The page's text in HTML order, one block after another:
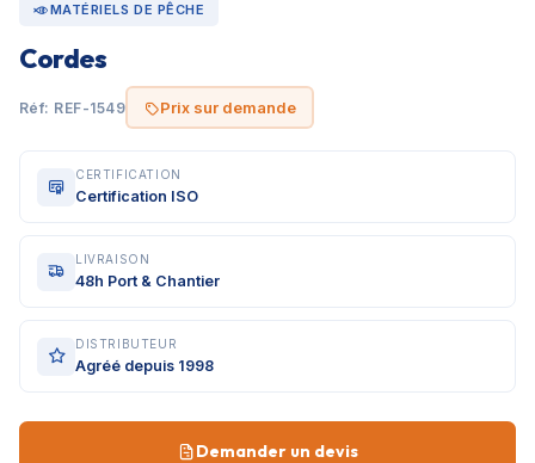
MATÉRIELS DE PÊCHE
Cordes
Réf: REF-1549 Prix sur demande
CERTIFICATION
Certification ISO
LIVRAISON
48h Port & Chantier
DISTRIBUTEUR
Agréé depuis 1998
Demander un devis